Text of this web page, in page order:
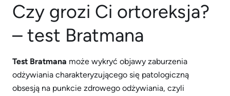
Czy grozi Ci ortoreksja?
– test Bratmana
Test Bratmana może wykryć objawy zaburzenia
odżywiania charakteryzującego się patologiczną
obsesją na punkcie zdrowego odżywiania, czyli